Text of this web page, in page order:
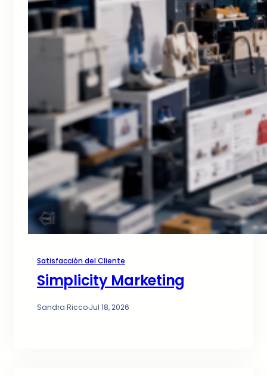
Satisfacción del Cliente
Simplicity Marketing
Sandra Ricco·Jul 18, 2026